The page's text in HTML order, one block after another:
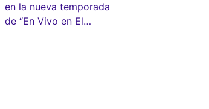
en la nueva temporada
de “En Vivo en El